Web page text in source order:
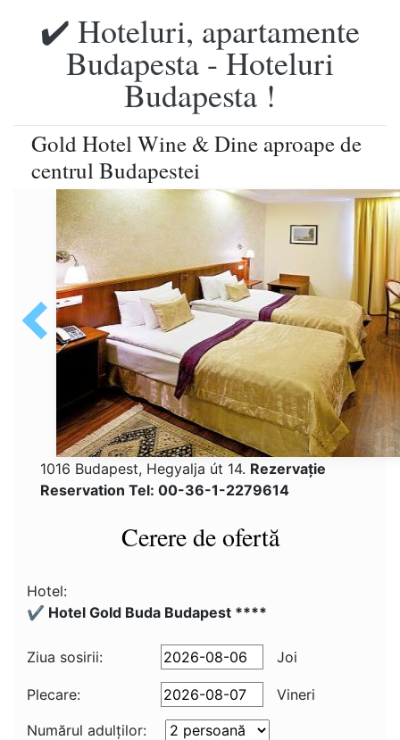
✔️ Hoteluri, apartamente
Budapesta - Hoteluri
Budapesta !
Gold Hotel Wine & Dine aproape de
centrul Budapestei
1016 Budapest, Hegyalja út 14. Rezervaţie
Reservation Tel: 00-36-1-2279614
Cerere de ofertă
Hotel:
✔️ Hotel Gold Buda Budapest ****
Ziua sosirii: Joi
Plecare:
Vineri
Numărul adulţilor: